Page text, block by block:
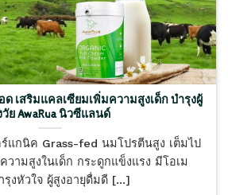
เสริมแคลเซียมเพิ่มความสูงเด็ก บำรุงผู้
วัย AwaRua นิวซีแลนด์
แกนิค Grass-fed นมโปรตีนสูง เต็มไป
วามสูงในเด็ก กระดูกแข็งแรง มีโอเม
รุงหัวใจ ผู้สูงอายุดื่มดี [...]